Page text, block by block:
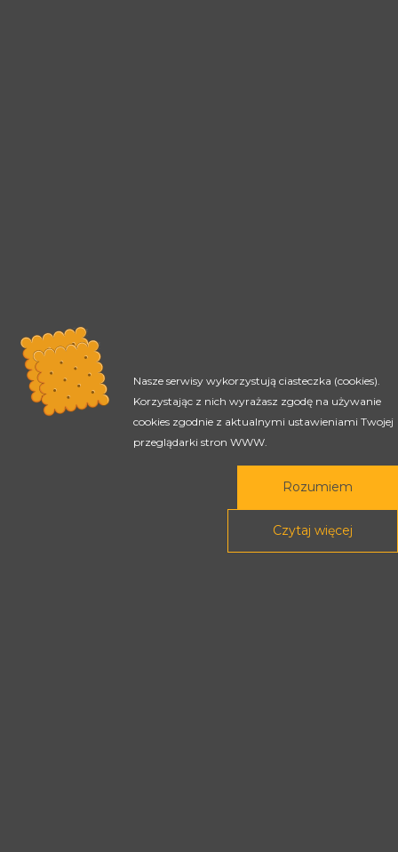
Nasze serwisy wykorzystują ciasteczka (cookies).
Korzystając z nich wyrażasz zgodę na używanie
cookies zgodnie z aktualnymi ustawieniami Twojej
przeglądarki stron WWW.
Rozumiem
Czytaj więcej